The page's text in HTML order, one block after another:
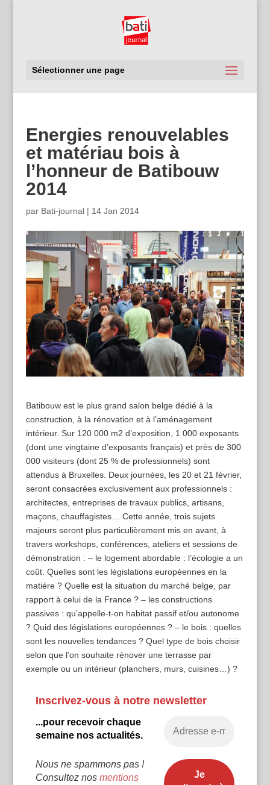
Sélectionner une page
Energies renouvelables
et matériau bois à
l’honneur de Batibouw
2014
par Bati-journal| 14 Jan 2014
Batibouw est le plus grand salon belge dédié à la
construction, à la rénovation et à l’aménagement
intérieur. Sur 120 000 m2 d’exposition, 1 000 exposants
(dont une vingtaine d’exposants français) et près de 300
000 visiteurs (dont 25 % de professionnels) sont
attendus à Bruxelles. Deux journées, les 20 et 21 février,
seront consacrées exclusivement aux professionnels :
architectes, entreprises de travaux publics, artisans,
maçons, chauffagistes… Cette année, trois sujets
majeurs seront plus particulièrement mis en avant, à
travers workshops, conférences, ateliers et sessions de
démonstration : – le logement abordable : l’écologie a un
coût. Quelles sont les législations européennes en la
matière ? Quelle est la situation du marché belge, par
rapport à celui de la France ? – les constructions
passives : qu’appelle-t-on habitat passif et/ou autonome
? Quid des législations européennes ? – le bois : quelles
sont les nouvelles tendances ? Quel type de bois choisir
selon que l’on souhaite rénover une terrasse par
exemple ou un intérieur (planchers, murs, cuisines…) ?
Inscrivez-vous à notre newsletter
...pour recevoir chaque
semaine nos actualités.
Nous ne spammons pas !
Consultez nos mentions